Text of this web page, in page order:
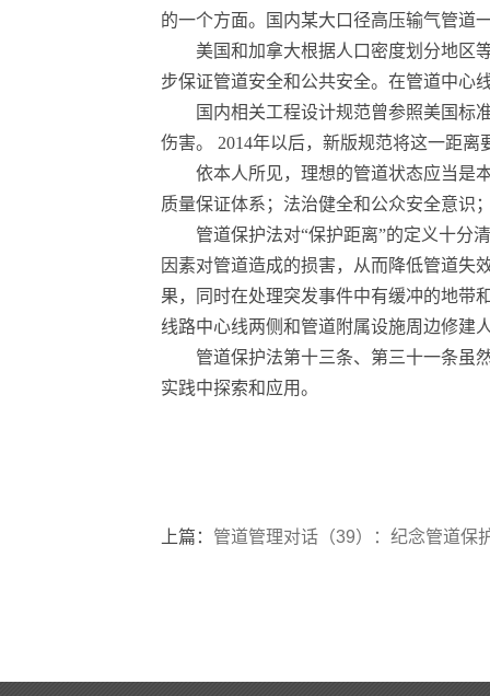
的一个方面。国内某大口径高压输气管道
美国和加拿大根据人口密度划分地区
步保证管道安全和公共安全。在管道中心
国内相关工程设计规范曾参照美国标
伤害。 2014年以后，新版规范将这一距
依本人所见，理想的管道状态应当是
质量保证体系；法治健全和公众安全意识
管道保护法对“保护距离”的定义十分
因素对管道造成的损害，从而降低管道失
果，同时在处理突发事件中有缓冲的地带
线路中心线两侧和管道附属设施周边修建
管道保护法第十三条、第三十一条虽
实践中探索和应用。
上篇： 管道管理对话（39）：纪念管道保